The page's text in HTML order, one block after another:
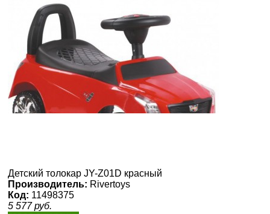
Детский толокар JY-Z01D красный
Производитель: Rivertoys
Код: 11498375
5 577 руб.